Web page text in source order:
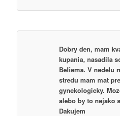
Dobry den, mam
kupania, nasadila
Beliema. V nedelu
stredu mam mat
gynekologicky.
alebo by to nejako
Dakujem